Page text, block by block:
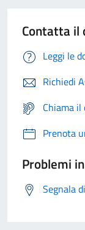
Contatta il
Leggi le
Richiedi
Chiama
Prenota
Problemi
Segnala